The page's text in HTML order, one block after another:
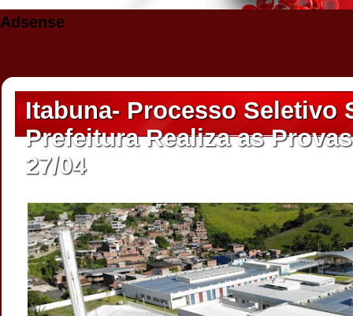
Adsense
Itabuna- Processo Seletivo
Prefeitura Realiza as
27/04